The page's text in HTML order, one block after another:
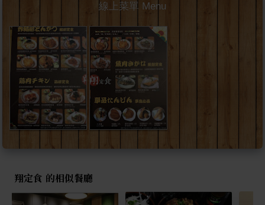
線上菜單 Menu
翔定食 的相似餐廳